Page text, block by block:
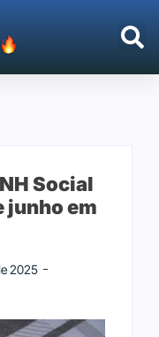
Social
junho em
2025